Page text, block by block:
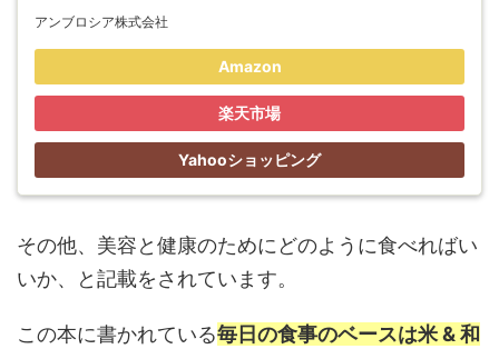
アンブロシア株式会社
Amazon
楽天市場
Yahooショッピング
その他、美容と健康のためにどのように食べればい
いか、と記載をされています。
この本に書かれている毎日の食事のベースは米 & 和